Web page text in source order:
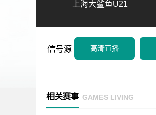
上海大鲨鱼U21
信号源 高清直播
相关赛事 GAMES LIVING